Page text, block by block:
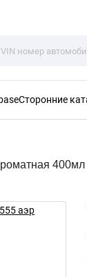
Сторонние
400мл